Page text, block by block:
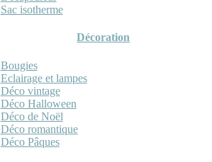
Sac isotherme
Décoration
Bougies
Eclairage et lampes
Déco vintage
Déco Halloween
Déco de Noël
Déco romantique
Déco Pâques